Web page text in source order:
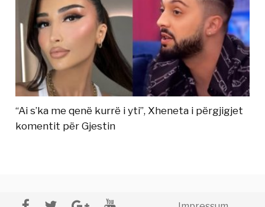
“Ai s’ka me qenë kurrë i yti”, Xheneta i përgjigjet
komentit për Gjestin